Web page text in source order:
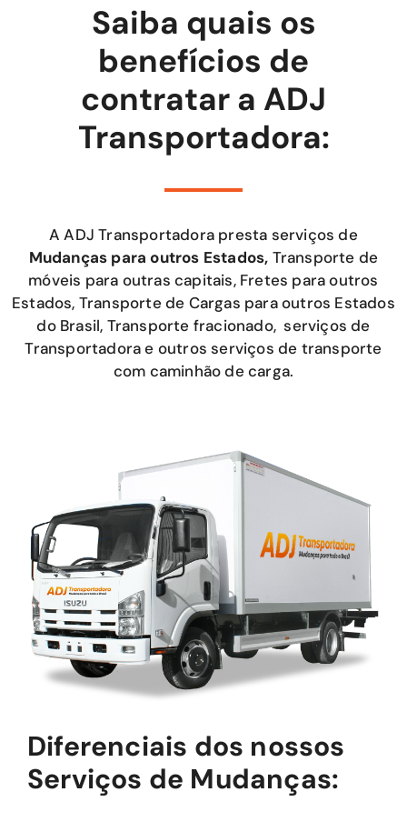
Saiba quais os
benefícios de
contratar a ADJ
Transportadora:
A ADJ Transportadora presta serviços de
Mudanças para outros Estados, Transporte de
móveis para outras capitais, Fretes para outros
Estados, Transporte de Cargas para outros Estados
do Brasil, Transporte fracionado, serviços de
Transportadora e outros serviços de transporte
com caminhão de carga.
Diferenciais dos nossos
Serviços de Mudanças: